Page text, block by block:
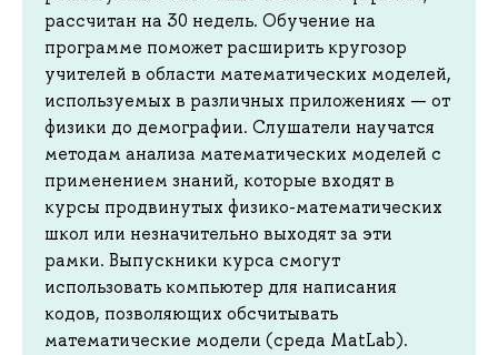
рассчитан на 30 недель. Обучение на
программе поможет расширить кругозор
учителей в области математических моделей,
используемых в различных приложениях — от
физики до демографии. Слушатели научатся
методам анализа математических моделей с
применением знаний, которые входят в
курсы продвинутых физико-математических
школ или незначительно выходят за эти
рамки. Выпускники курса смогут
использовать компьютер для написания
кодов, позволяющих обсчитывать
математические модели (среда MatLab).